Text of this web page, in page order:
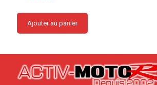
Ajouter au panier